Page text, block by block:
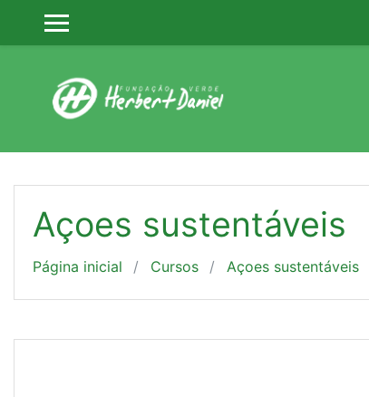
PAINEL LATERAL
Açoes sustentáveis
Página inicial Cursos Açoes sustentáveis